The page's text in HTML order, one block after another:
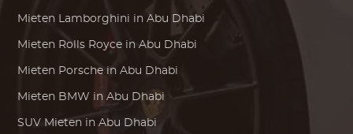
Mieten Lamborghini in Abu Dhabi
Mieten Rolls Royce in Abu Dhabi
Mieten Porsche in Abu Dhabi
Mieten BMW in Abu Dhabi
SUV Mieten in Abu Dhabi